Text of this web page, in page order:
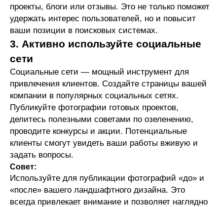
проекты, блоги или отзывы. Это не только поможет
удержать интерес пользователей, но и повысит
ваши позиции в поисковых системах.
3. Активно используйте социальные
сети
Социальные сети — мощный инструмент для
привлечения клиентов. Создайте страницы вашей
компании в популярных социальных сетях.
Публикуйте фотографии готовых проектов,
делитесь полезными советами по озеленению,
проводите конкурсы и акции. Потенциальные
клиенты смогут увидеть ваши работы вживую и
задать вопросы.
Совет:
Используйте для публикации фотографий «до» и
«после» вашего ландшафтного дизайна. Это
всегда привлекает внимание и позволяет наглядно